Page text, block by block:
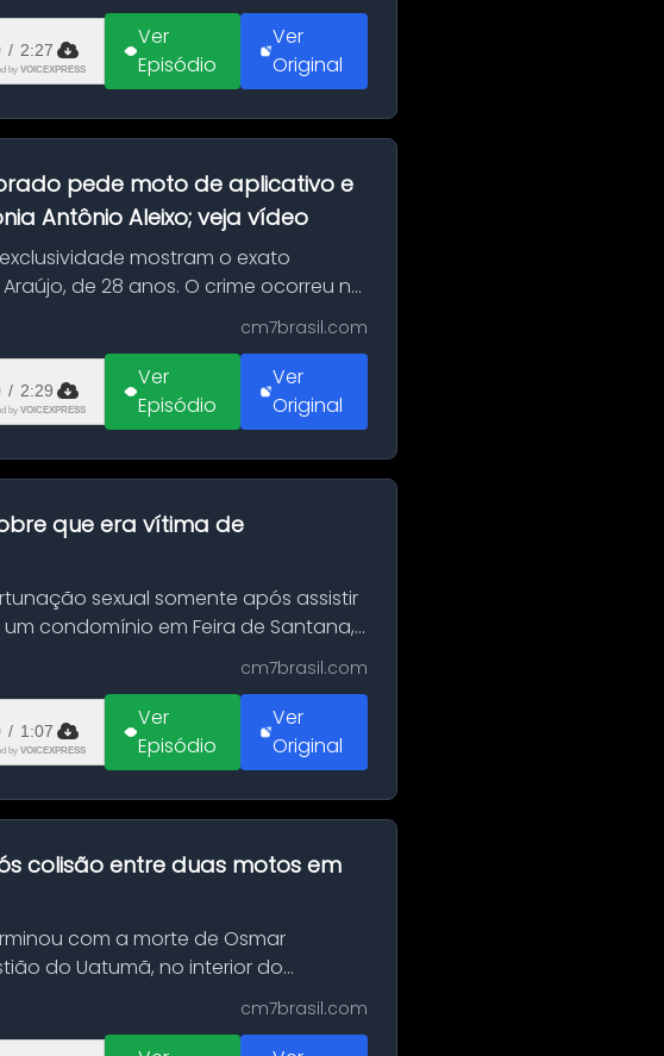
/ 2:27
by VOICEXPRESS
Ver
Episódio
Ver
Original
pede moto de aplicativo e
Antônio Aleixo; veja vídeo
mostram o exato
de 28 anos. O crime ocorreu na
cm7brasil.com
/ 2:29
by VOICEXPRESS
Ver
Episódio
Ver
Original
que era vítima de
sexual somente após assistir
condomínio em Feira de Santana,
cm7brasil.com
/ 1:07
by VOICEXPRESS
Ver
Episódio
Ver
Original
colisão entre duas motos em
com a morte de Osmar
do Uatumã, no interior do
cm7brasil.com